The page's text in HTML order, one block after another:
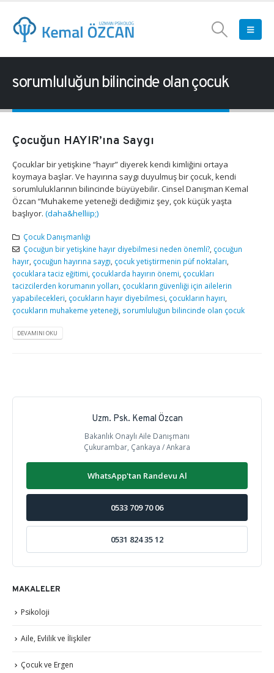
sorumluluğun bilincinde olan çocuk
Çocuğun HAYIR’ına Saygı
Çocuklar bir yetişkine “hayır” diyerek kendi kimliğini ortaya
koymaya başlar. Ve hayırına saygı duyulmuş bir çocuk, kendi
sorumluluklarının bilincinde büyüyebilir. Cinsel Danışman Kemal
Özcan “Muhakeme yeteneği dediğimiz şey, çok küçük yaşta
başlıyor. (daha&helliip;)
Çocuk Danışmanlığı
Çocuğun bir yetişkine hayır diyebilmesi neden önemli?, çocuğun
hayır, çocuğun hayırına saygı, çocuk yetiştirmenin püf noktaları,
çocuklara taciz eğitimi, çocuklarda hayırın önemi, çocukları
tacizcilerden korumanın yolları, çocukların güvenliği için ailelerin
yapabilecekleri, çocukların hayır diyebilmesi, çocukların hayırı,
çocukların muhakeme yeteneği, sorumluluğun bilincinde olan çocuk
DEVAMINI OKU
Uzm. Psk. Kemal Özcan
Bakanlık Onaylı Aile Danışmanı
Çukurambar, Çankaya / Ankara
WhatsApp'tan Randevu Al
0533 709 70 06
0531 824 35 12
MAKALELER
Psikoloji
Aile, Evlilik ve İlişkiler
Çocuk ve Ergen